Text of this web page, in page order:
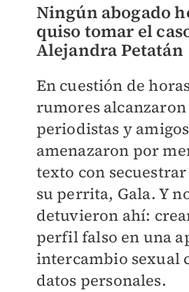
Ningún abogado
quiso tomar el
Alejandra Petatán
En cuestión de
rumores
periodistas y
amenazaron por
texto con
su perrita, Gala. Y
detuvieron ahí:
perfil falso en una
intercambio sexual
datos personales.